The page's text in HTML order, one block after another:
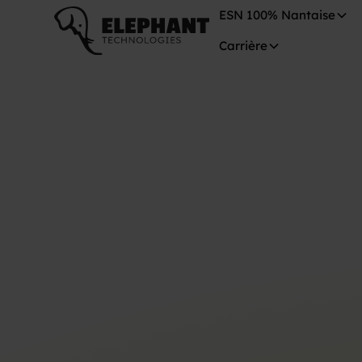
ESN 100% Nantaise
Carrière